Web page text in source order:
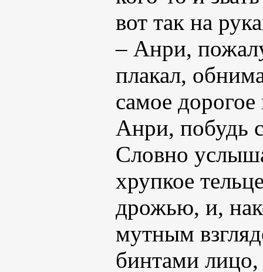
вот так на
– Анри,
плакал,
самое
Анри, побудь
Словно
хрупкое
дрожью, и,
мутным
бинтами лицо,